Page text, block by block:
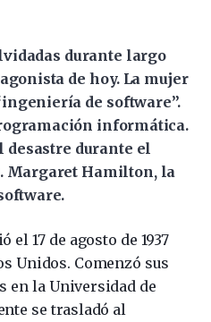
durante largo
de hoy. La mujer
de software”.
informática.
desastre durante el
Margaret Hamilton, la
17 de agosto de 1937
Unidos. Comenzó sus
en la Universidad de
se trasladó al